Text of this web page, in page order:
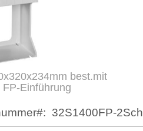
best.mit
Einführung
32S1400FP-2Sch